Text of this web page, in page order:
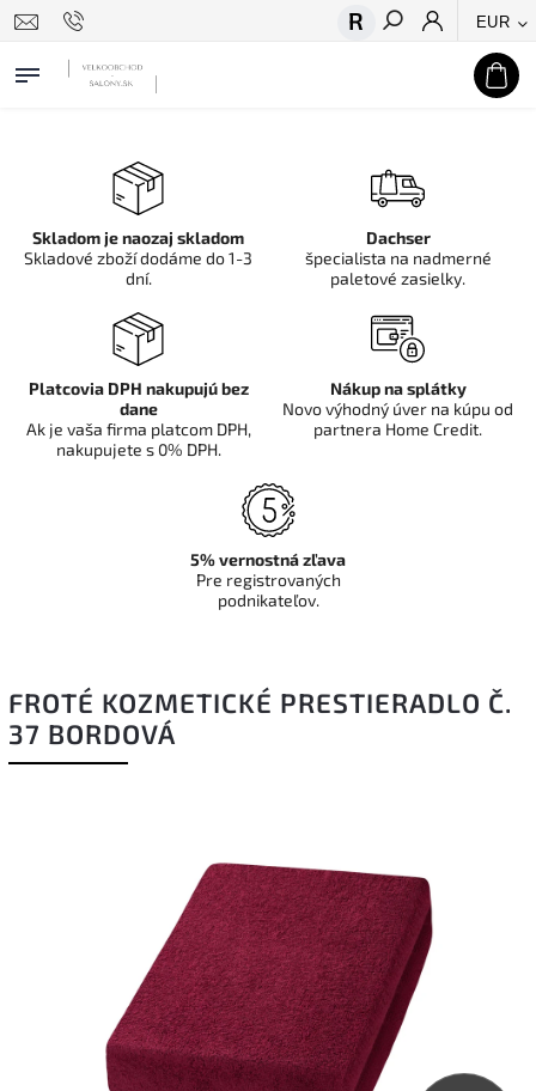
EUR
Hľadať
FROTÉ KOZMETICKÉ PRESTIERADLO Č.
37 BORDOVÁ
Skladom je naozaj skladom
Skladové zboží dodáme do 1-3
dní.
Dachser
špecialista na nadmerné
paletové zasielky.
Platcovia DPH nakupujú bez
dane
Ak je vaša firma platcom DPH,
nakupujete s 0% DPH.
Nákup na splátky
Novo výhodný úver na kúpu od
partnera Home Credit.
5% vernostná zľava
Pre registrovaných
podnikateľov.